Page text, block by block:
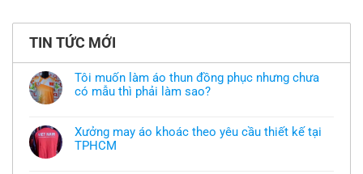
TIN TỨC MỚI
Tôi muốn làm áo thun đồng phục nhưng chưa
có mẫu thì phải làm sao?
bình
luận
ở
Xưởng may áo khoác theo yêu cầu thiết kế tại
TPHCM